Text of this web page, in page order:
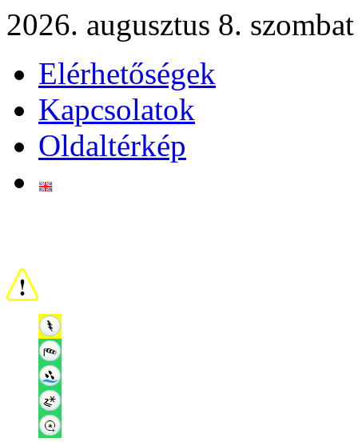
2026. augusztus 8. szombat
Elérhetőségek
Kapcsolatok
Oldaltérkép